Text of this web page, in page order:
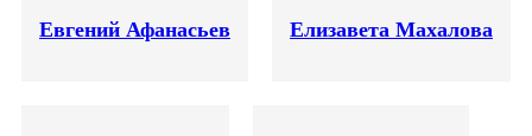
Евгений Афанасьев Елизавета Махалова